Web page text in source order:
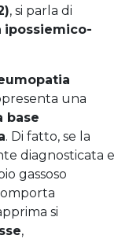
, si parla di
ipossiemico-
una
base
. Di fatto, se la
diagnosticata e
gassoso
si
,